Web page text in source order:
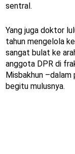
sentral.
Yang juga doktor
tahun mengelola
sangat bulat ke
anggota DPR di
Misbakhun –dalam
begitu mulusnya.